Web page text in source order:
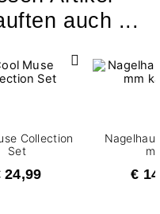
auch ...
Collection
Set
24,99 €